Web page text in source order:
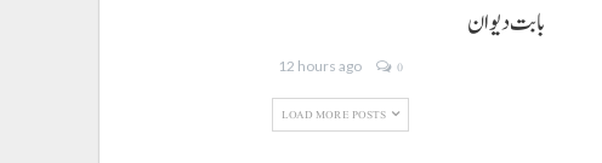
بابت دیوان
12 hours ago 0
LOAD MORE POSTS